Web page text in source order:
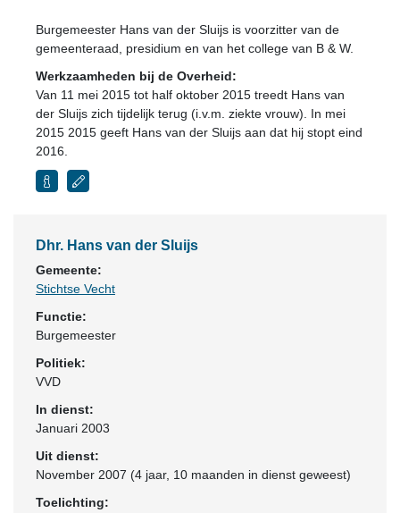
Burgemeester Hans van der Sluijs is voorzitter van de
gemeenteraad, presidium en van het college van B & W.
Werkzaamheden bij de Overheid:
Van 11 mei 2015 tot half oktober 2015 treedt Hans van
der Sluijs zich tijdelijk terug (i.v.m. ziekte vrouw). In mei
2015 2015 geeft Hans van der Sluijs aan dat hij stopt eind
2016.
Dhr. Hans van der Sluijs
Gemeente:
Stichtse Vecht
Functie:
Burgemeester
Politiek:
VVD
In dienst:
Januari 2003
Uit dienst:
November 2007 (4 jaar, 10 maanden in dienst geweest)
Toelichting: